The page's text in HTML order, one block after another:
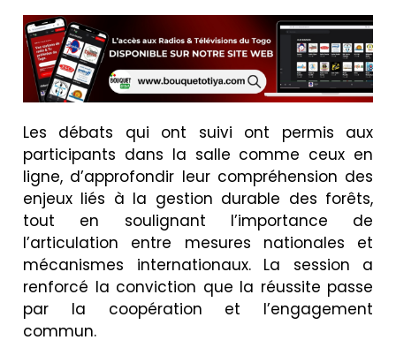
Les débats qui ont suivi ont permis aux
participants dans la salle comme ceux en
ligne, d’approfondir leur compréhension des
enjeux liés à la gestion durable des forêts,
tout en soulignant l’importance de
l’articulation entre mesures nationales et
mécanismes internationaux. La session a
renforcé la conviction que la réussite passe
par la coopération et l’engagement
commun.